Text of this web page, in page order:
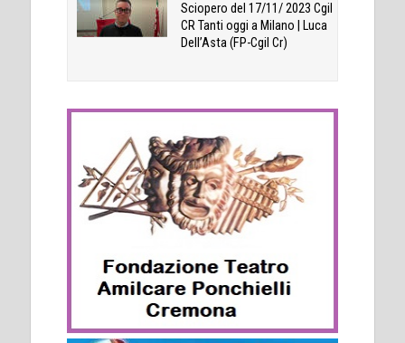
Sciopero del 17/11/ 2023 Cgil
CR Tanti oggi a Milano | Luca
Dell’Asta (FP-Cgil Cr)